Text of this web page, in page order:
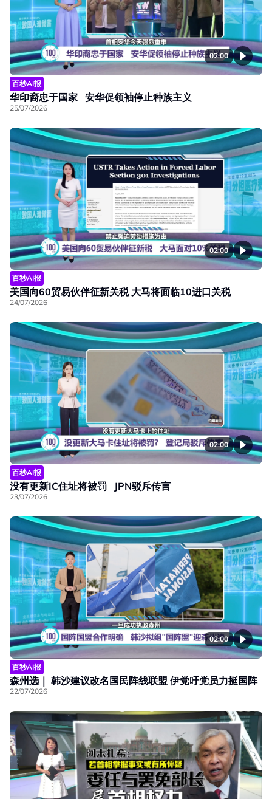
02:00
百秒AI报
华印裔忠于国家 安华促领袖停止种族主义
25/07/2026
02:00
百秒AI报
美国向60贸易伙伴征新关税 大马将面临10进口关税
24/07/2026
02:00
百秒AI报
没有更新IC住址将被罚 JPN驳斥传言
23/07/2026
02:00
百秒AI报
森州选｜ 韩沙建议改名国民阵线联盟 伊党吁党员力挺国阵
22/07/2026